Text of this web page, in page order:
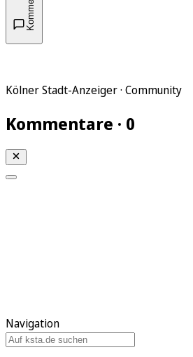
Kölner Stadt-Anzeiger · Community
Kommentare · 0
Navigation